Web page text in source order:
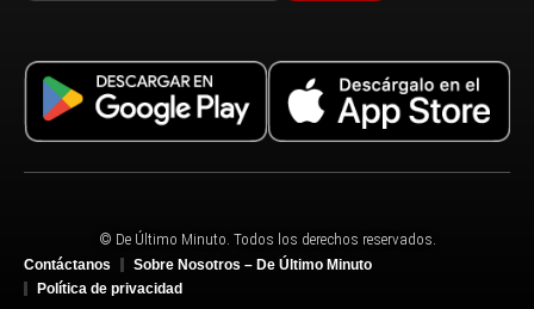
© De Último Minuto. Todos los derechos reservados.
Contáctanos
Sobre Nosotros – De Último Minuto
Política de privacidad